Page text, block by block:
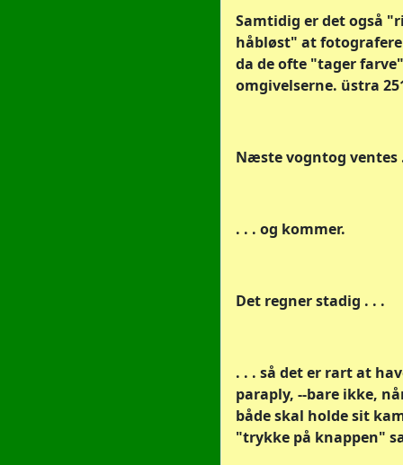
Samtidig er det også
håbløst" at
da de ofte "tager
omgivelserne. üstra
Næste vogntog ventes
. . . og kommer.
Det regner stadig . . .
. . . så det er rart at
paraply, --bare ikke,
både skal holde sit
"trykke på knappen"